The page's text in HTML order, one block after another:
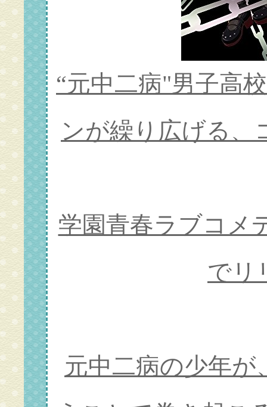
“元中二病"男子高
ンが繰り広げる、
学園青春ラブコメ
でリ
元中二病の少年が